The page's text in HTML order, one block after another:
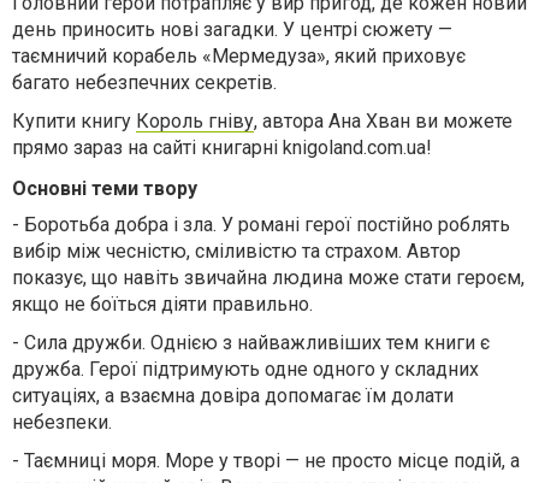
день приносить нові загадки. У центрі сюжету —
таємничий корабель «Мермедуза», який приховує
багато небезпечних секретів.
Купити книгу Король гніву, автора Ана Хван ви можете
прямо зараз на сайті книгарні knigoland.com.ua!
Основні теми твору
- Боротьба добра і зла. У романі герої постійно роблять
вибір між чесністю, сміливістю та страхом. Автор
показує, що навіть звичайна людина може стати героєм,
якщо не боїться діяти правильно.
- Сила дружби. Однією з найважливіших тем книги є
дружба. Герої підтримують одне одного у складних
ситуаціях, а взаємна довіра допомагає їм долати
небезпеки.
- Таємниці моря. Море у творі — не просто місце подій, а